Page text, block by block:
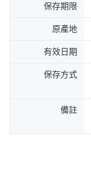
保存期限
原產地
有效日期
保存方式
備註